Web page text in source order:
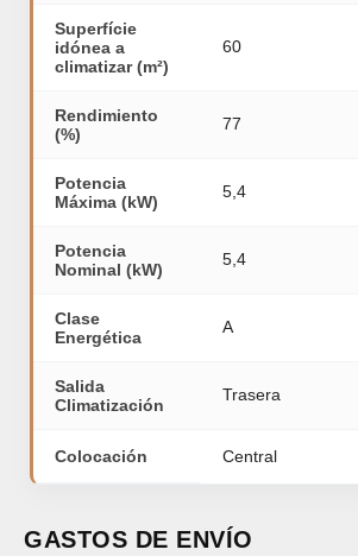
Superfície
idónea a
climatizar (m²)
60
Rendimiento
(%)
77
Potencia
Máxima (kW)
5,4
Potencia
Nominal (kW)
5,4
Clase
Energética
A
Salida
Climatización
Trasera
Colocación Central
GASTOS DE ENVÍO